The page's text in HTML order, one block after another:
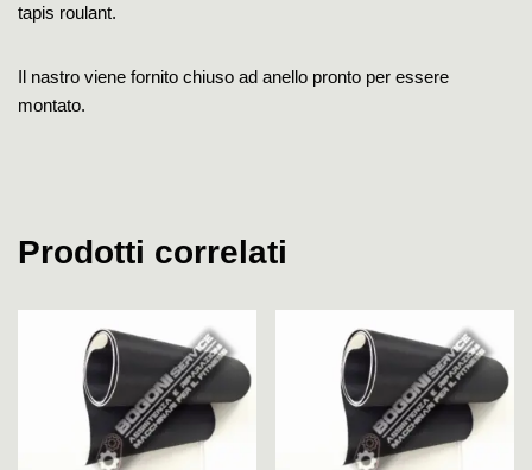
tapis roulant.
Il nastro viene fornito chiuso ad anello pronto per essere
montato.
Prodotti correlati